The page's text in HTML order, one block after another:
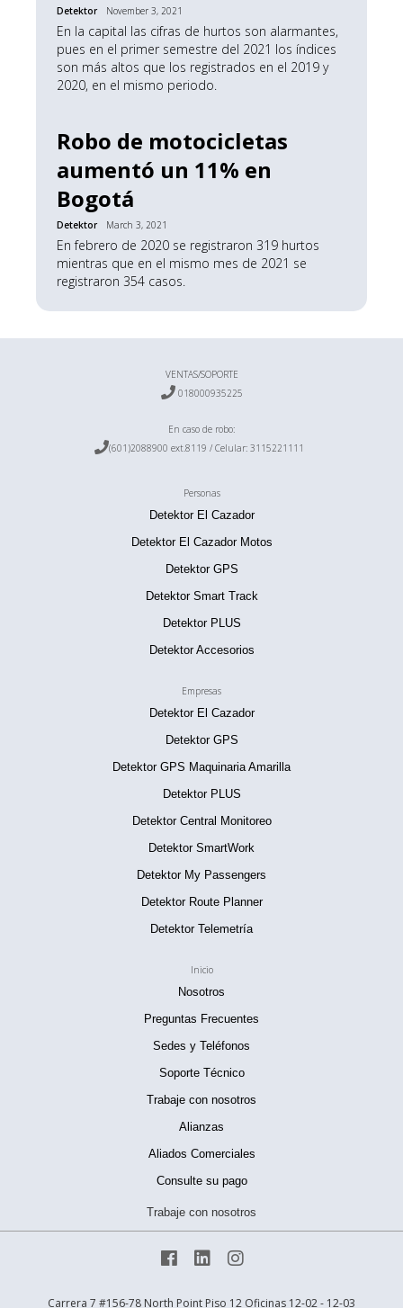
Detektor November 3, 2021
En la capital las cifras de hurtos son alarmantes,
pues en el primer semestre del 2021 los índices
son más altos que los registrados en el 2019 y
2020, en el mismo periodo.
Robo de motocicletas
aumentó un 11% en
Bogotá
Detektor March 3, 2021
En febrero de 2020 se registraron 319 hurtos
mientras que en el mismo mes de 2021 se
registraron 354 casos.
VENTAS/SOPORTE
 018000935225
En caso de robo:
(601)2088900 ext.8119 / Celular: 3115221111
Personas
Detektor El Cazador
Detektor El Cazador Motos
Detektor GPS
Detektor Smart Track
Detektor PLUS
Detektor Accesorios
Empresas
Detektor El Cazador
Detektor GPS
Detektor GPS Maquinaria Amarilla
Detektor PLUS
Detektor Central Monitoreo
Detektor SmartWork
Detektor My Passengers
Detektor Route Planner
Detektor Telemetría
Inicio
Nosotros
Preguntas Frecuentes
Sedes y Teléfonos
Soporte Técnico
Trabaje con nosotros
Alianzas
Aliados Comerciales
Consulte su pago
Trabaje con nosotros
  
Carrera 7 #156-78 North Point Piso 12 Oficinas 12-02 - 12-03